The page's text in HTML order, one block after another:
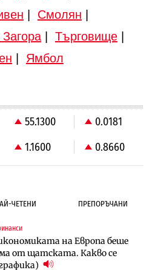
Смолян
| Търговище|
Ямбол
55.1300
0.0181
1.1600 0.8660
ЧЕТЕНИ ПРЕПОРЪЧАНИ
на Европа беше
от щатската. Какво се
община избра изпълнител за
на трамвайното
„Скобелев“
над 150 устройства с
през август